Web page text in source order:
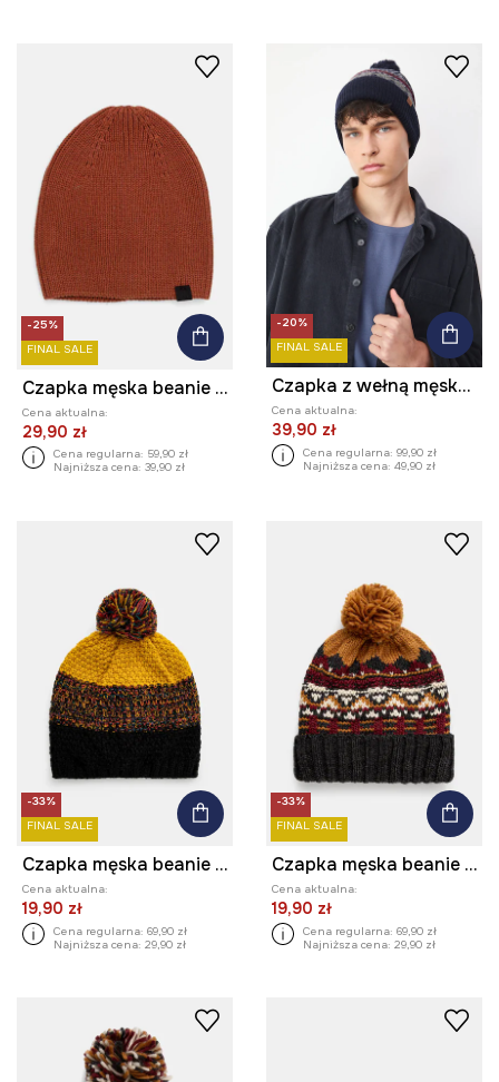
-25%
FINAL SALE
Czapka męska beanie prążkowana kolor brązowy
Cena aktualna:
29,90 zł
Cena regularna: 59,90 zł
Najniższa cena: 39,90 zł
-20%
FINAL SALE
Czapka z wełną męska beanie z pomponem
Cena aktualna:
39,90 zł
Cena regularna: 99,90 zł
Najniższa cena: 49,90 zł
-33%
FINAL SALE
Czapka męska beanie melanżowa kolor multicolor
Cena aktualna:
19,90 zł
Cena regularna: 69,90 zł
Najniższa cena: 29,90 zł
-33%
FINAL SALE
Czapka męska beanie z pomponem kolor multicolor
Cena aktualna:
19,90 zł
Cena regularna: 69,90 zł
Najniższa cena: 29,90 zł